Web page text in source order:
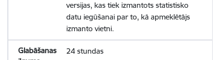
versijas, kas tiek izmantots statistisko
datu iegūšanai par to, kā apmeklētājs
izmanto vietni.
24 stundas